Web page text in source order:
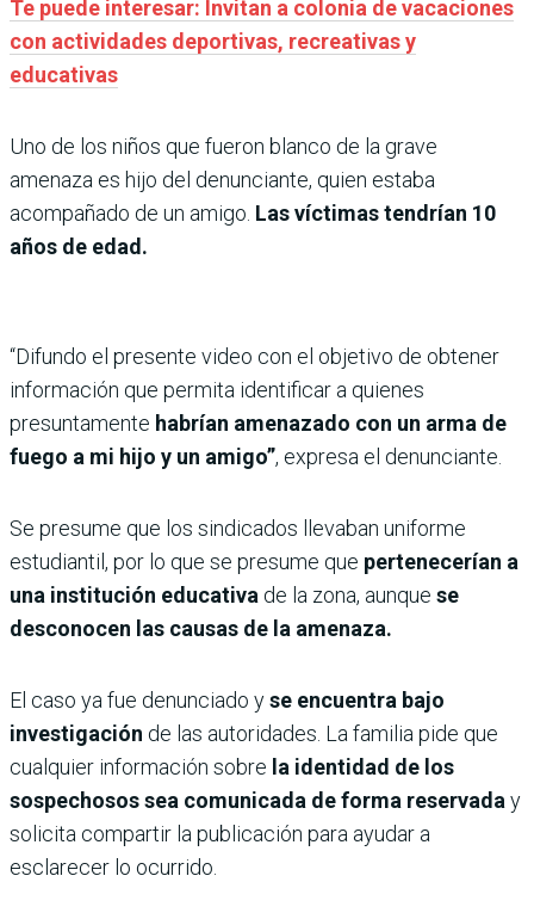
Te puede interesar: Invitan a colonia de vacaciones
con actividades deportivas, recreativas y
educativas
Uno de los niños que fueron blanco de la grave
amenaza es hijo del denunciante, quien estaba
acompañado de un amigo. Las víctimas tendrían 10
años de edad.
“Difundo el presente video con el objetivo de obtener
información que permita identificar a quienes
presuntamente habrían amenazado con un arma de
fuego a mi hijo y un amigo”, expresa el denunciante.
Se presume que los sindicados llevaban uniforme
estudiantil, por lo que se presume que pertenecerían a
una institución educativa de la zona, aunque se
desconocen las causas de la amenaza.
El caso ya fue denunciado yse encuentra bajo
investigación de las autoridades. La familia pide que
cualquier información sobre la identidad de los
sospechosos sea comunicada de forma reservada y
solicita compartir la publicación para ayudar a
esclarecer lo ocurrido.